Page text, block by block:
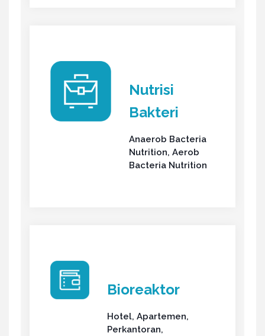
Nutrisi
Bakteri
Anaerob Bacteria
Nutrition, Aerob
Bacteria Nutrition
Bioreaktor
Hotel, Apartemen,
Perkantoran,